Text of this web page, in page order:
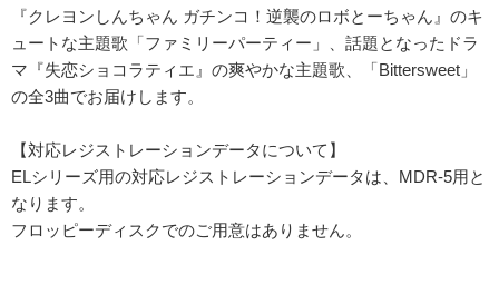
『クレヨンしんちゃん ガチンコ！逆襲のロボとーちゃん』のキ
ュートな主題歌「ファミリーパーティー」、話題となったドラ
マ『失恋ショコラティエ』の爽やかな主題歌、「Bittersweet」
の全3曲でお届けします。
【対応レジストレーションデータについて】
ELシリーズ用の対応レジストレーションデータは、MDR-5用と
なります。
フロッピーディスクでのご用意はありません。